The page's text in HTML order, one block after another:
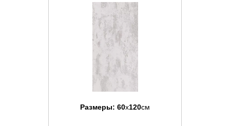
Размеры: 60x120см